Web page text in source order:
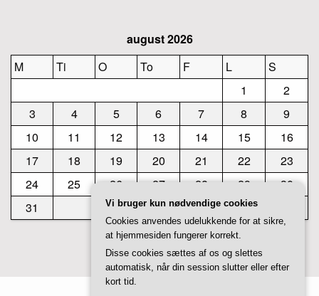
august 2026
M
Ti O To F L
S
1
2
3
4 5 6 7 8
9
10
11 12 13 14 15
16
17
18 19 20 21 22
23
24
25 26 27 28 29
30
31
« jul
Vi bruger kun nødvendige cookies
Cookies anvendes udelukkende for at sikre,
at hjemmesiden fungerer korrekt.
Disse cookies sættes af os og slettes
automatisk, når din session slutter eller efter
kort tid.